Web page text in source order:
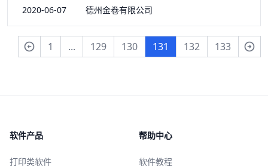
2020-06-07 德州金卷有限公司
1 ... 129 130 131 132 133
软件产品
打印类软件
帮助中心
软件教程